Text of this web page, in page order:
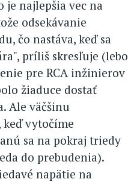
je najlepšia vec na
odsekávanie
čo nastáva, keď sa
príliš skresľuje (lebo
pre RCA inžinierov
žiaduce dostať
Ale väčšinu
keď vytočíme
sa na pokraj triedy
do prebudenia).
napätie na